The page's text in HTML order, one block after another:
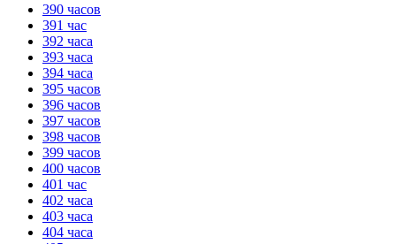
390 часов
391 час
392 часа
393 часа
394 часа
395 часов
396 часов
397 часов
398 часов
399 часов
400 часов
401 час
402 часа
403 часа
404 часа